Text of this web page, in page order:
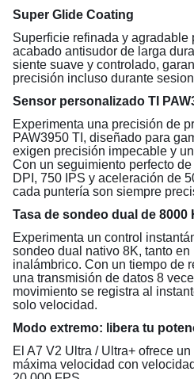
Super Glide Coating
Superficie refinada y agradable
acabado antisudor de larga
siente suave y controlado,
precisión incluso durante
Sensor personalizado TI
Experimenta una precisión de
PAW3950 TI, diseñado para
exigen precisión impecable y
Con un seguimiento perfecto
DPI, 750 IPS y aceleración de
cada puntería son siempre
Tasa de sondeo dual de 8000
Experimenta un control
sondeo dual nativo 8K, tanto
inalámbrico. Con un tiempo de
una transmisión de datos 8
movimiento se registra al
solo velocidad.
Modo extremo: libera tu
El A7 V2 Ultra / Ultra+ ofrece
máxima velocidad con